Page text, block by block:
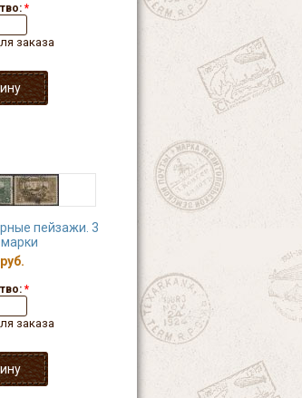
*
заказа
пейзажи. 3
*
заказа